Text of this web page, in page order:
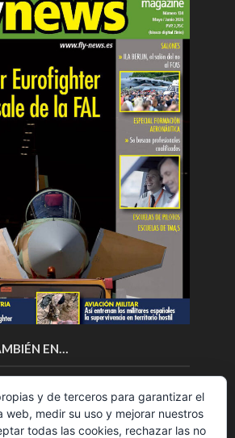
EN…
y de terceros para garantizar el
web, medir su uso y mejorar nuestros
todas las cookies, rechazar las no